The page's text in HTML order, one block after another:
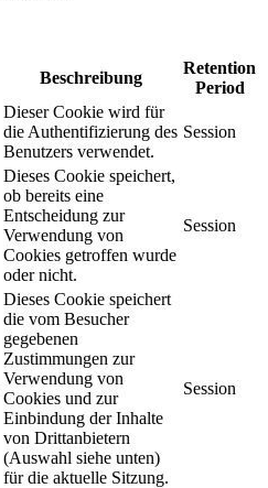
Beschreibung
Retention
Period
Dieser Cookie wird für
die Authentifizierung des
Benutzers verwendet.
Session
Dieses Cookie speichert,
ob bereits eine
Entscheidung zur
Verwendung von
Cookies getroffen wurde
oder nicht.
Session
Dieses Cookie speichert
die vom Besucher
gegebenen
Zustimmungen zur
Verwendung von
Cookies und zur
Einbindung der Inhalte
von Drittanbietern
(Auswahl siehe unten)
für die aktuelle Sitzung.
Session